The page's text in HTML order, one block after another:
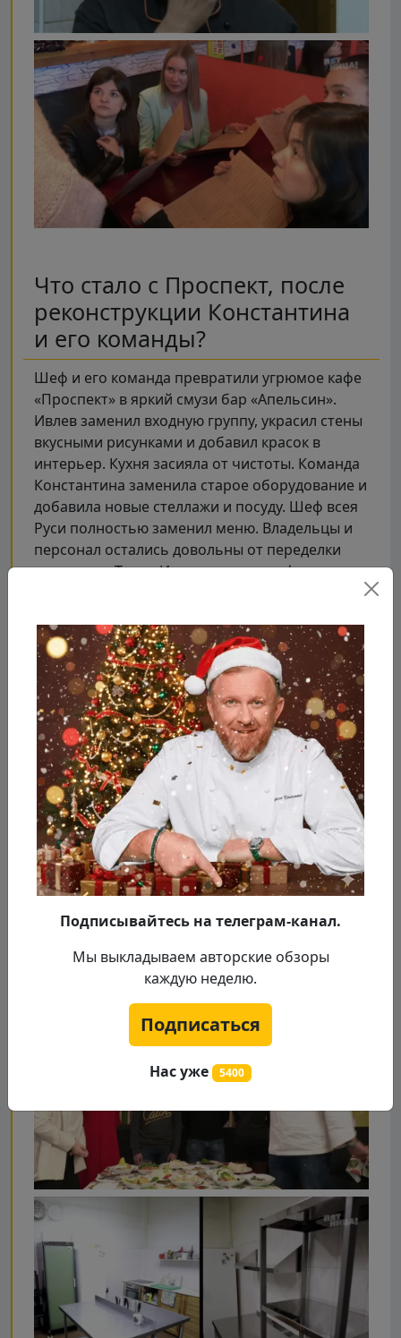
Что стало с Проспект, после
реконструкции Константина
и его команды?
Шеф и его команда превратили угрюмое кафе
«Проспект» в яркий смузи бар «Апельсин».
Ивлев заменил входную группу, украсил стены
вкусными рисунками и добавил красок в
интерьер. Кухня засияла от чистоты. Команда
Константина заменила старое оборудование и
добавила новые стеллажи и посуду. Шеф всея
Руси полностью заменил меню. Владельцы и
персонал остались довольны от переделки
заведения. Также Ивлев подарил кафе
Подписывайтесь на телеграм-канал.
Мы выкладываем авторские обзоры
каждую неделю.
Подписаться
Нас уже 5400